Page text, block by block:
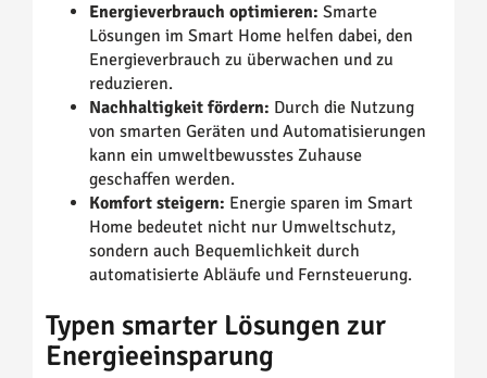
Energieverbrauch optimieren: Smarte
Lösungen im Smart Home helfen dabei, den
Energieverbrauch zu überwachen und zu
reduzieren.
Nachhaltigkeit fördern: Durch die Nutzung
von smarten Geräten und Automatisierungen
kann ein umweltbewusstes Zuhause
geschaffen werden.
Komfort steigern: Energie sparen im Smart
Home bedeutet nicht nur Umweltschutz,
sondern auch Bequemlichkeit durch
automatisierte Abläufe und Fernsteuerung.
Typen smarter Lösungen zur
Energieeinsparung